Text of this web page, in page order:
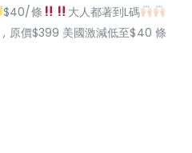
$40/條
大人都著到L碼
原價$399 美國激減低至$40 條